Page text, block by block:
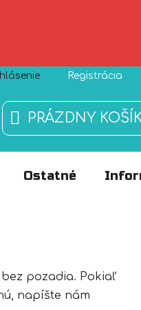
súborov cookies O nás
Registrácia
NÁKUPNÝ
KOŠÍK
PRÁZDNY KOŠÍK
Ostatné
pozadia. Pokiaľ
napíšte nám